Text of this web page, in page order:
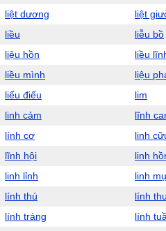
liệt dương
liệt
liều
liễu bồ
liệu hồn
liều
liều mình
liệu
liếu điếu
lim
linh cảm
lĩnh
lính cơ
linh
lĩnh hội
linh
linh lỉnh
linh
lính thú
lính
lính tráng lính